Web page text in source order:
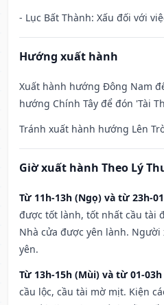
- Lục Bất Thành: Xấu đối với
Hướng xuất hành
Xuất hành hướng Đông Nam
hướng Chính Tây để đón 'Tài
Tránh xuất hành hướng Lên
Giờ xuất hành Theo Lý
Từ 11h-13h (Ngọ) và từ 23h-
được tốt lành, tốt nhất cầu tài
Nhà cửa được yên lành.
yên.
Từ 13h-15h (Mùi) và từ 01-
cầu lộc, cầu tài mờ mịt. Kiện